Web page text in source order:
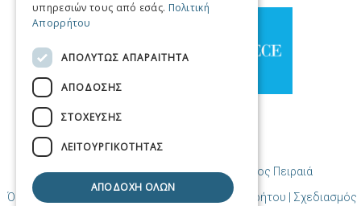
© Copyright Προορισμός Πειραιάς / Δήμος Πειραιά
Όροι χρήσης | Πολιτική Cookies | Πολιτική Απορρήτου | Σχεδιασμός
CHINESE
υπηρεσιών τους από εσάς. Πολιτική
Απορρήτου
ΑΠΟΛΎΤΩΣ ΑΠΑΡΑΊΤΗΤΑ
ΑΠΌΔΟΣΗΣ
ΣΤΌΧΕΥΣΗΣ
ΛΕΙΤΟΥΡΓΙΚΌΤΗΤΑΣ
ΑΠΟΔΟΧΉ ΌΛΩΝ